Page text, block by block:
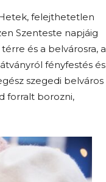
felejthetetlen
Szenteste napjáig
és a belvárosra, a
fényfestés és
szegedi belváros
forralt borozni,